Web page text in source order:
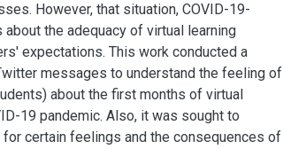
However, that situation, COVID-19-
the adequacy of virtual learning
expectations. This work conducted a
messages to understand the feeling of
about the first months of virtual
19 pandemic. Also, it was sought to
certain feelings and the consequences of